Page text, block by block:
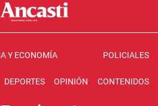
Y ECONOMÍA POLICIALES
DEPORTES OPINIÓN CONTENIDOS